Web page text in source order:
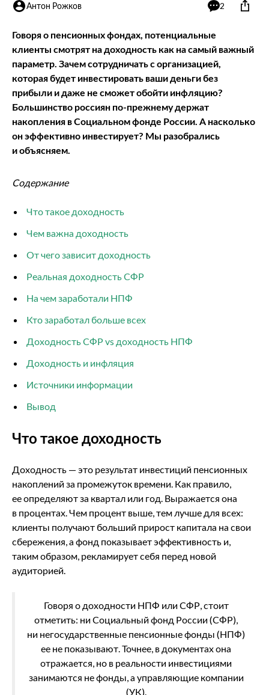
Антон Рожков 2
Говоря о пенсионных фондах, потенциальные
клиенты смотрят на доходность как на самый важный
параметр. Зачем сотрудничать с организацией,
которая будет инвестировать ваши деньги без
прибыли и даже не сможет обойти инфляцию?
Большинство россиян по-прежнему держат
накопления в Социальном фонде России. А насколько
он эффективно инвестирует? Мы разобрались
и объясняем.
Содержание
Что такое доходность
Чем важна доходность
От чего зависит доходность
Реальная доходность СФР
На чем заработали НПФ
Кто заработал больше всех
Доходность СФР vs доходность НПФ
Доходность и инфляция
Источники информации
Вывод
Что такое доходность
Доходность — это результат инвестиций пенсионных
накоплений за промежуток времени. Как правило,
ее определяют за квартал или год. Выражается она
в процентах. Чем процент выше, тем лучше для всех:
клиенты получают больший прирост капитала на свои
сбережения, а фонд показывает эффективность и,
таким образом, рекламирует себя перед новой
аудиторией.
Говоря о доходности НПФ или СФР, стоит
отметить: ни Социальный фонд России (СФР),
ни негосударственные пенсионные фонды (НПФ)
ее не показывают. Точнее, в документах она
отражается, но в реальности инвестициями
занимаются не фонды, а управляющие компании
(УК).